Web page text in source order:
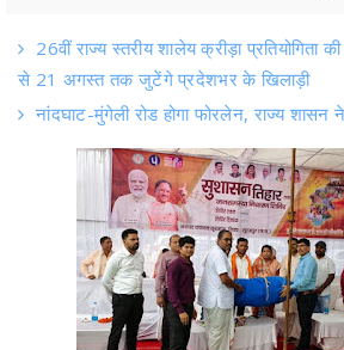
26वीं राज्य स्तरीय शालेय क्रीड़ा प्रतियोगिता
से 21 अगस्त तक जुटेंगे प्रदेशभर के खिलाड़ी
नांदघाट-मुंगेली रोड होगा फोरलेन, राज्य